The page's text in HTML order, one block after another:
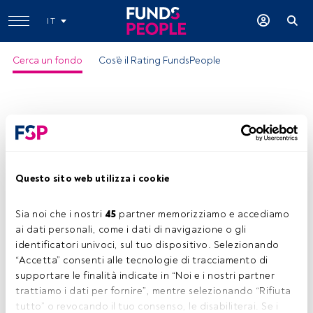
Questo sito web utilizza i cookie
Sia noi che i nostri 45 partner memorizziamo e accediamo
ai dati personali, come i dati di navigazione o gli
identificatori univoci, sul tuo dispositivo. Selezionando
“Accetta” consenti alle tecnologie di tracciamento di
supportare le finalità indicate in “Noi e i nostri partner
trattiamo i dati per fornire”, mentre selezionando “Rifiuta
tutto” o revocando il tuo consenso, le disabiliterai. Se i
IT
Cerca un fondo Cos'è il Rating FundsPeople